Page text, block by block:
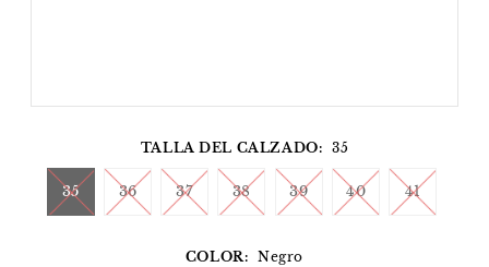
TALLA DEL CALZADO: 35
35 36 37 38 39 40 41
COLOR: Negro